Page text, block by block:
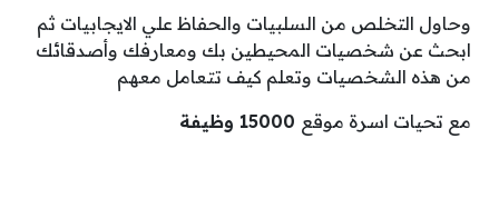
وحاول التخلص من السلبيات والحفاظ علي الايجابيات ثم
ابحث عن شخصيات المحيطين بك ومعارفك وأصدقائك
من هذه الشخصيات وتعلم كيف تتعامل معهم
مع تحيات اسرة موقع